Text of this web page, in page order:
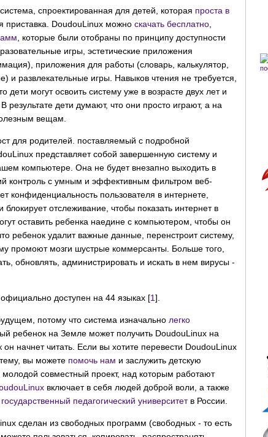
спроектированная для детей, которая проста в
приставка. DoudouLinux можно скачать бесплатно,
, которые были отобраны по принципу доступности
игры, эстетические приложения
приложения для работы (словарь, калькулятор,
и развлекательные игры. Навыков чтения не требуется,
дети могут освоить систему уже в возрасте двух лет и
результате дети думают, что они просто играют, а на
вещам.
для родителей. поставляемый с подробной
представляет собой завершенную систему и
компьютере. Она не будет внезапно выходить в
контроль с умным и эффективным фильтром веб-
конфиденциальность пользователя в интернете,
отслеживание, чтобы показать интернет в
оставить ребенка наедине с компьютером, чтобы он
ребенок удалит важные данные, перенстроит систему,
промоют мозги шустрые коммерсанты. Больше того,
обновлять, администрировать и искать в нем вирусы -
доступен на 44 языках [1].
потому что система изначально легко
ребенок на Земле может получить DoudouLinux на
начнет читать. Если вы хотите перевести DoudouLinux
вы можете помочь нам и заслужить детскую
молодой совместный проект, над которым работают
включает в себя людей доброй воли, а также
педагогический университетв России.
сделан из свободных программ (свободных - то есть